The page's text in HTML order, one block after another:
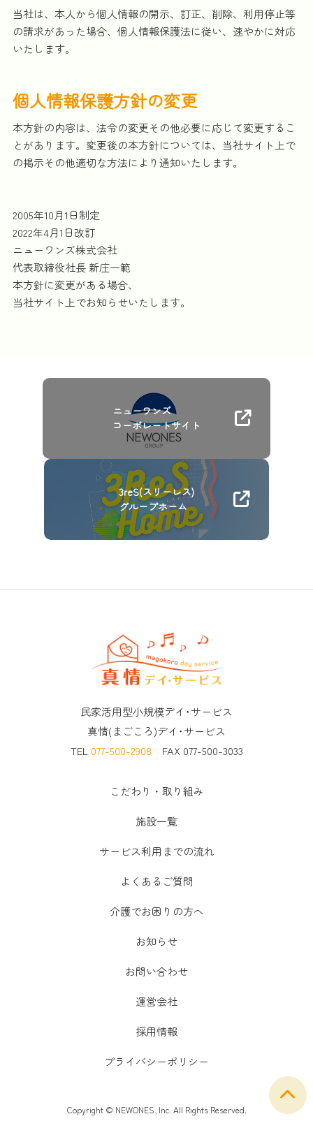
当社は、本人から個人情報の開示、訂正、削除、利用停止等
の請求があった場合、個人情報保護法に従い、速やかに対応
いたします。
個人情報保護方針の変更
本方針の内容は、法令の変更その他必要に応じて変更するこ
とがあります。変更後の本方針については、当社サイト上で
の掲示その他適切な方法により通知いたします。
2005年10月1日制定
2022年4月1日改訂
ニューワンズ株式会社
代表取締役社長 新庄一範
本方針に変更がある場合、
当社サイト上でお知らせいたします。
ニューワンズ
コーポレートサイト
3reS(スリーレス)
グループホーム
民家活用型小規模デイ･サービス
真情(まごころ)デイ･サービス
TEL 077-500-2908 FAX 077-500-3033
こだわり・取り組み
施設一覧
サービス利用までの流れ
よくあるご質問
介護でお困りの方へ
お知らせ
お問い合わせ
運営会社
採用情報
プライバシーポリシー
Copyright © NEWONES, Inc. All Rights Reserved.